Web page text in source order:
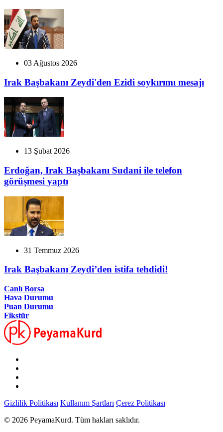
03 Ağustos 2026
Irak Başbakanı Zeydi'den Ezidi soykırımı mesajı
13 Şubat 2026
Erdoğan, Irak Başbakanı Sudani ile telefon
görüşmesi yaptı
31 Temmuz 2026
Irak Başbakanı Zeydi’den istifa tehdidi!
Canlı Borsa
Hava Durumu
Puan Durumu
Fikstür
Gizlilik Politikası Kullanım Şartları Çerez Politikası
© 2026 PeyamaKurd. Tüm hakları saklıdır.